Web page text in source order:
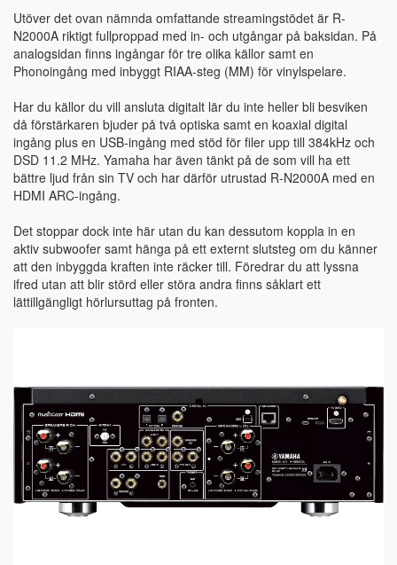
Utöver det ovan nämnda omfattande streamingstödet är R-
N2000A riktigt fullproppad med in- och utgångar på baksidan. På
analogsidan finns ingångar för tre olika källor samt en
Phonoingång med inbyggt RIAA-steg (MM) för vinylspelare.
Har du källor du vill ansluta digitalt lär du inte heller bli besviken
då förstärkaren bjuder på två optiska samt en koaxial digital
ingång plus en USB-ingång med stöd för filer upp till 384kHz och
DSD 11.2 MHz. Yamaha har även tänkt på de som vill ha ett
bättre ljud från sin TV och har därför utrustad R-N2000A med en
HDMI ARC-ingång.
Det stoppar dock inte här utan du kan dessutom koppla in en
aktiv subwoofer samt hänga på ett externt slutsteg om du känner
att den inbyggda kraften inte räcker till. Föredrar du att lyssna
ifred utan att blir störd eller störa andra finns såklart ett
lättillgängligt hörlursuttag på fronten.